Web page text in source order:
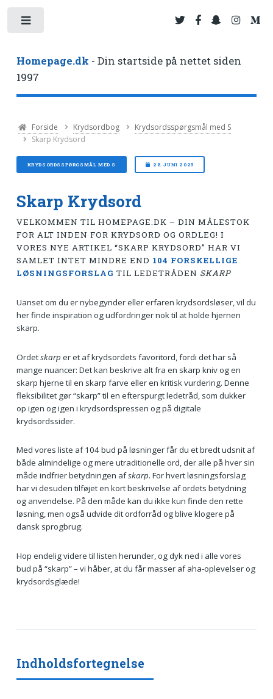
Homepage.dk - Din startside på nettet siden
1997
Forside Krydsordbog
Krydsordsspørgsmål med S
Skarp Krydsord
KRYDSORDSSPØRGSMÅL MED S 28. JUNI 2025
Skarp Krydsord
VELKOMMEN TIL HOMEPAGE.DK – DIN MÅLESTOK
FOR ALT INDEN FOR KRYDSORD OG ORDLEG! I
VORES NYE ARTIKEL “SKARP KRYDSORD” HAR VI
SAMLET INTET MINDRE END 104 FORSKELLIGE
LØSNINGSFORSLAG TIL LEDETRÅDEN SKARP
Uanset om du er nybegynder eller erfaren krydsordsløser, vil du
her finde inspiration og udfordringer nok til at holde hjernen
skarp.
Ordetskarp er et af krydsordets favoritord, fordi det har så
mange nuancer: Det kan beskrive alt fra en skarp kniv og en
skarp hjerne til en skarp farve eller en kritisk vurdering. Denne
fleksibilitet gør “skarp” til en efterspurgt ledetråd, som dukker
op igen og igen i krydsordspressen og på digitale
krydsordssider.
Med vores liste af 104 bud på løsninger får du et bredt udsnit af
både almindelige og mere utraditionelle ord, der alle på hver sin
måde indfrier betydningen afskarp. For hvert løsningsforslag
har vi desuden tilføjet en kort beskrivelse af ordets betydning
og anvendelse. På den måde kan du ikke kun finde den rette
løsning, men også udvide dit ordforråd og blive klogere på
dansk sprogbrug.
Hop endelig videre til listen herunder, og dyk ned i alle vores
bud på “skarp” – vi håber, at du får masser af aha-oplevelser og
krydsordsglæde!
Indholdsfortegnelse